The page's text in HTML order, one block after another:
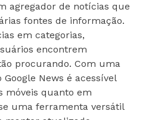
agregador de notícias que
fontes de informação.
em categorias,
encontrem
procurando. Com uma
News é acessível
móveis quanto em
uma ferramenta versátil